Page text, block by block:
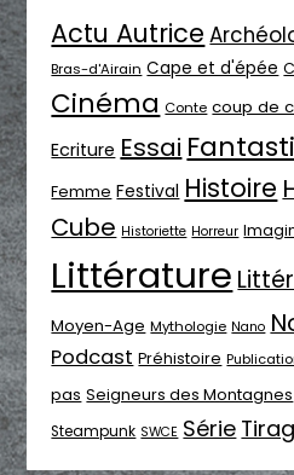
Actu Autrice
Bras-d'Airain Cape et d'épée
Cinéma Conte coup de
Ecriture Essai
Femme Festival Histoire
Cube Historiette Horreur
Littérature
Moyen-Age Mythologie Nano
Podcast Préhistoire
pas Seigneurs des Montagnes
Steampunk SWCE Série